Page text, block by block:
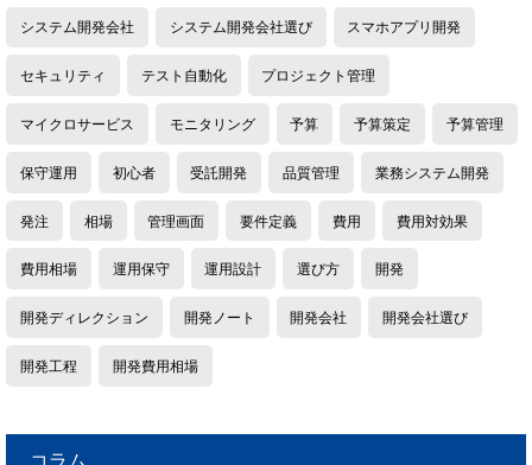
システム開発会社 システム開発会社選び スマホアプリ開発
セキュリティ テスト自動化 プロジェクト管理
マイクロサービス モニタリング 予算 予算策定 予算管理
保守運用 初心者 受託開発 品質管理 業務システム開発
発注 相場 管理画面 要件定義 費用 費用対効果
費用相場 運用保守 運用設計 選び方 開発
開発ディレクション 開発ノート 開発会社 開発会社選び
開発工程 開発費用相場